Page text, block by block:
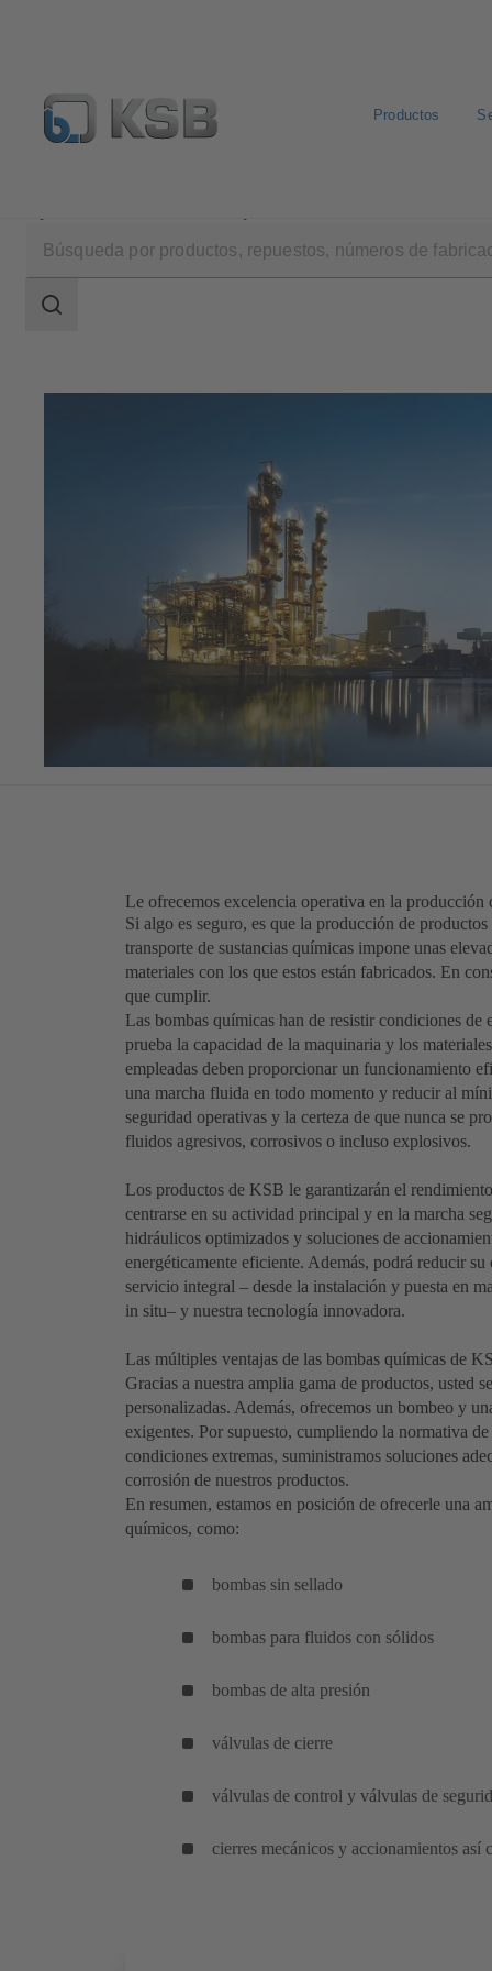
Productos
Área
Le ofrecemos excelencia operativa en la producción
Si algo es seguro, es que la producción de
transporte de sustancias químicas impone unas
materiales con los que estos están fabricados. En
que cumplir.
Las bombas químicas han de resistir condiciones
prueba la capacidad de la maquinaria y los
empleadas deben proporcionar un funcionamiento
una marcha fluida en todo momento y reducir al
seguridad operativas y la certeza de que nunca se
fluidos agresivos, corrosivos o incluso explosivos.
Los productos de KSB le garantizarán el
centrarse en su actividad principal y en la marcha
hidráulicos optimizados y soluciones de
energéticamente eficiente. Además, podrá reducir
servicio integral – desde la instalación y puesta en
in situ– y nuestra tecnología innovadora.
Las múltiples ventajas de las bombas químicas de
Gracias a nuestra amplia gama de productos, usted
personalizadas. Además, ofrecemos un bombeo y
exigentes. Por supuesto, cumpliendo la normativa
condiciones extremas, suministramos soluciones
corrosión de nuestros productos.
En resumen, estamos en posición de ofrecerle una
químicos, como:
bombas sin sellado
bombas para fluidos con sólidos
bombas de alta presión
válvulas de cierre
válvulas de control y válvulas de
cierres mecánicos y accionamientos así